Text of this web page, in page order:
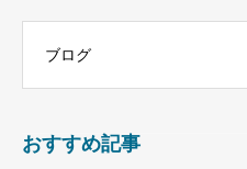
ブログ
おすすめ記事